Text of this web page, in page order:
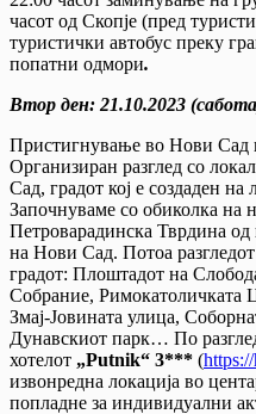
часот од Скопје (пред
туристички автобус преку
попатни одмори.
Втор ден: 21.10.2023
Пристигнување во Нови Сад
Организиран разглед со
Сад, градот кој е создаден
Започнуваме со обиколка на
Петроварадинска Тврдина од
на Нови Сад. Потоа
градот: Плоштадот на
Собрание, Римокатоличката
Змај-Јовината улица,
Дунавскиот парк… По
хотелот „Putnik“ 3*** (
извонредна локација во
попладне за индивидуални